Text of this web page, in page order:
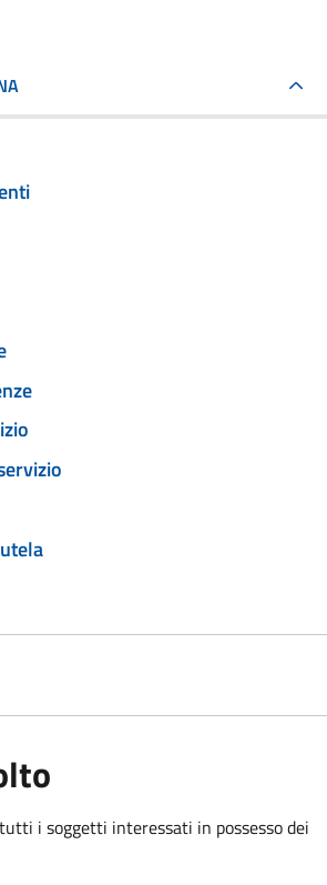
i soggetti interessati in possesso dei